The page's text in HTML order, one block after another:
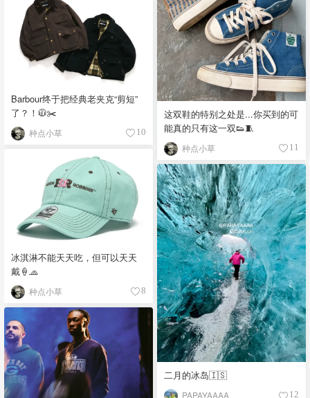
这双鞋的特别之处是...你买到的可
能真的只有这一双👟🧵
种点小草 11
Barbour终于把经典老夹克“剪短”
了？！🧥✂️
种点小草 10
冰淇淋不能天天吃，但可以天天
戴🍦🧢
种点小草 8
二月的冰岛🇮🇸
PAPAYAAAA 12